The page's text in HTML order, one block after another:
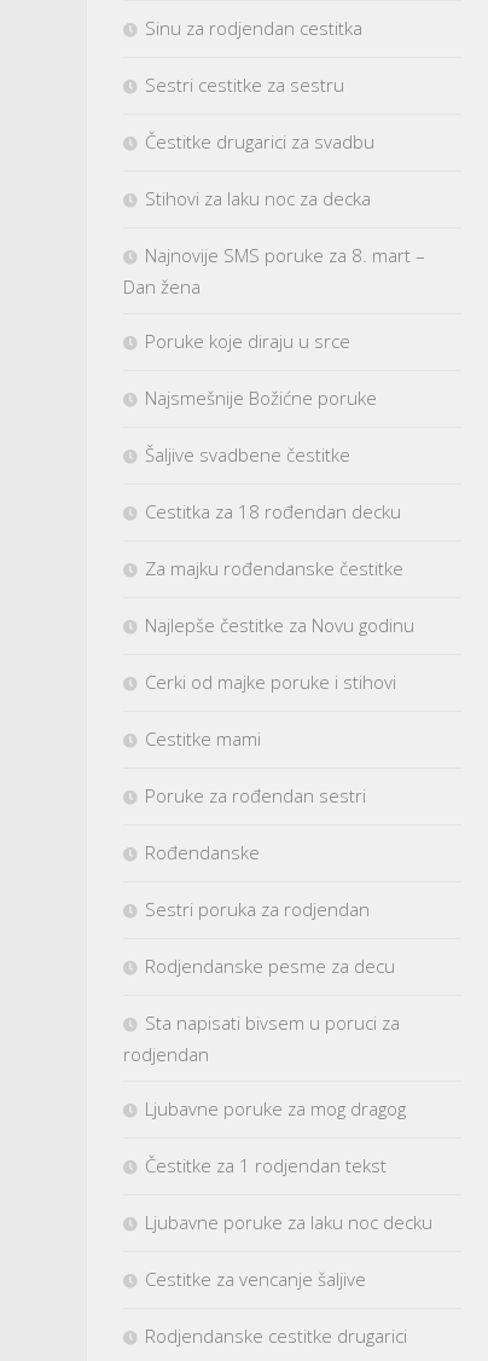
Sinu za rodjendan cestitka
Sestri cestitke za sestru
Čestitke drugarici za svadbu
Stihovi za laku noc za decka
Najnovije SMS poruke za 8. mart –
Dan žena
Poruke koje diraju u srce
Najsmešnije Božićne poruke
Šaljive svadbene čestitke
Cestitka za 18 rođendan decku
Za majku rođendanske čestitke
Najlepše čestitke za Novu godinu
Cerki od majke poruke i stihovi
Cestitke mami
Poruke za rođendan sestri
Rođendanske
Sestri poruka za rodjendan
Rodjendanske pesme za decu
Sta napisati bivsem u poruci za
rodjendan
Ljubavne poruke za mog dragog
Čestitke za 1 rodjendan tekst
Ljubavne poruke za laku noc decku
Cestitke za vencanje šaljive
Rodjendanske cestitke drugarici